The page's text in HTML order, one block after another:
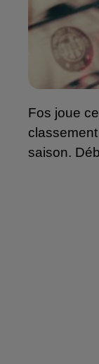
Fos joue
saison.